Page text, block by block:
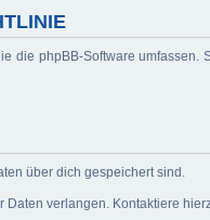
die phpBB-Software
über dich gespeichert sind.
verlangen. Kontaktiere